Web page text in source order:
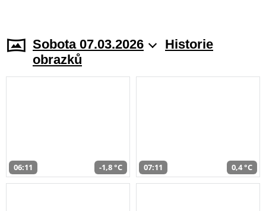
Sobota 07.03.2026
Historie
obrazků
06:11 -1,8 °C 07:11 0,4 °C